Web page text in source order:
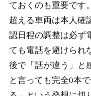
ておくのも重要です
超える車両は本人確
認日程の調整は必ず
ても電話を避けられ
後で「話が違う」と
と言っても完全0本